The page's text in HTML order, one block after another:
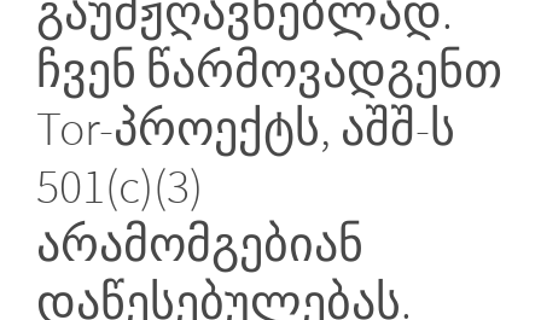
გაუმჟღავნებლად.
ჩვენ წარმოვადგენთ
Tor-პროექტს, აშშ-ს
501(c)(3)
არამომგებიან
დაწესებულებას.